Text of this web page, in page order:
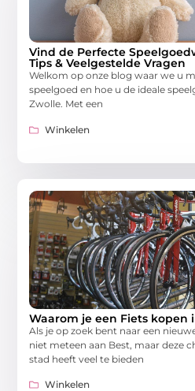
Vind de Perfecte
Tips & Veelgestelde Vragen
Welkom op onze blog waar we u
speelgoed en hoe u de ideale
Zwolle. Met een
Winkelen
Waarom je een Fiets kopen
Als je op zoek bent naar een
niet meteen aan Best, maar deze
stad heeft veel te bieden
Winkelen